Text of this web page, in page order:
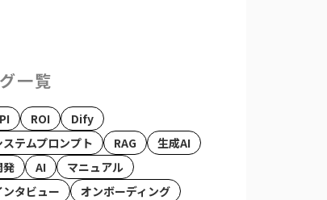
一覧
ROI
Dify
ステムプロンプト
RAG
生成AI
発
AI
マニュアル
ンタビュー
オンボーディング